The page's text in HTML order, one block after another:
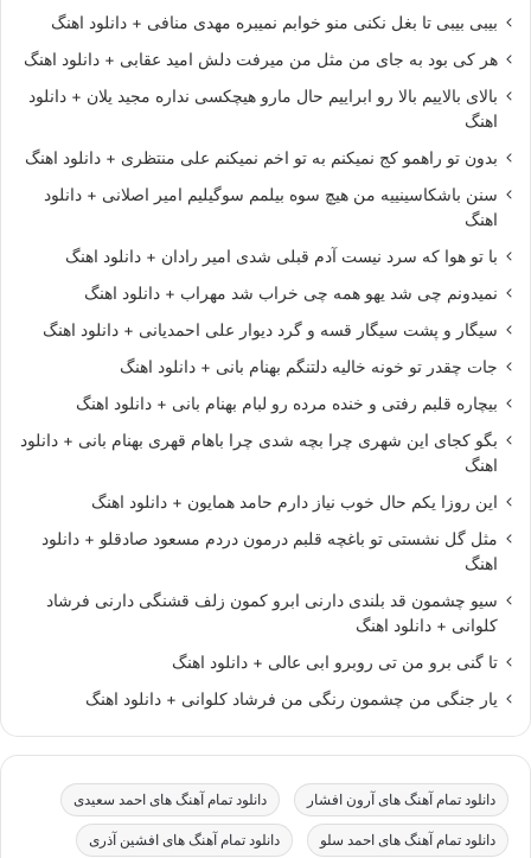
بیبی بیبی تا بغل نکنی منو خوابم نمیبره مهدی منافی + دانلود اهنگ
هر کی بود به جای من مثل من میرفت دلش امید عقابی + دانلود اهنگ
بالای بالاییم بالا رو ابراییم حال مارو هیچکسی نداره مجید یلان + دانلود
اهنگ
بدون تو راهمو کج نمیکنم به تو اخم نمیکنم علی منتظری + دانلود اهنگ
سنن باشکاسینییه من هیچ سوه بیلمم سوگیلیم امیر اصلانی + دانلود
اهنگ
با تو هوا که سرد نیست آدم قبلی شدی امیر رادان + دانلود اهنگ
نمیدونم چی شد یهو همه چی خراب شد مهراب + دانلود اهنگ
سیگار و پشت سیگار قسه و گرد دیوار علی احمدیانی + دانلود اهنگ
جات چقدر تو خونه خالیه دلتنگم بهنام بانی + دانلود اهنگ
بیچاره قلبم رفتی و خنده مرده رو لبام بهنام بانی + دانلود اهنگ
بگو کجای این شهری چرا بچه شدی چرا باهام قهری بهنام بانی + دانلود
اهنگ
این روزا یکم حال خوب نیاز دارم حامد همایون + دانلود اهنگ
مثل گل نشستی تو باغچه قلبم درمون دردم مسعود صادقلو + دانلود
اهنگ
سیو چشمون قد بلندی دارنی ابرو کمون زلف قشنگی دارنی فرشاد
کلوانی + دانلود اهنگ
تا گنی برو من تی روبرو ابی عالی + دانلود اهنگ
یار جنگی من چشمون رنگی من فرشاد کلوانی + دانلود اهنگ
دانلود تمام آهنگ های آرون افشار دانلود تمام آهنگ های احمد سعیدی
دانلود تمام آهنگ های احمد سلو دانلود تمام آهنگ های افشین آذری